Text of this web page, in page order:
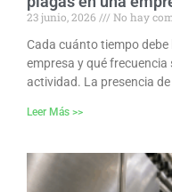
23 junio, 2026
No hay
Cada cuánto tiempo
empresa y qué
actividad. La presencia
Leer Más >>